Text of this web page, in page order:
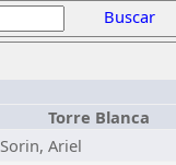
Buscar
Torre Blanca
Sorin, Ariel